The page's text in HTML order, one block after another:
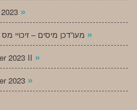
»
»
2023 II »
2023 »